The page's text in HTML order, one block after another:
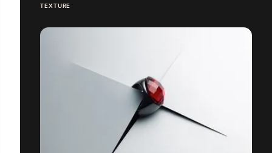
TEXTURE